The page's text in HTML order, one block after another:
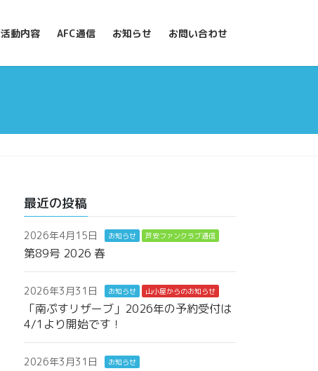
活動内容 AFC通信 お知らせ お問い合わせ
最近の投稿
2026年4月15日 お知らせ 芦安ファンクラブ通信
第89号 2026 春
2026年3月31日 お知らせ 山小屋からのお知らせ
「南ぷすリザーブ」2026年の予約受付は
4/1より開始です！
2026年3月31日 お知らせ